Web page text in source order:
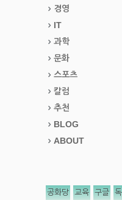
경영
IT
과학
문화
스포츠
칼럼
추천
BLOG
ABOUT
공화당 교육 구글